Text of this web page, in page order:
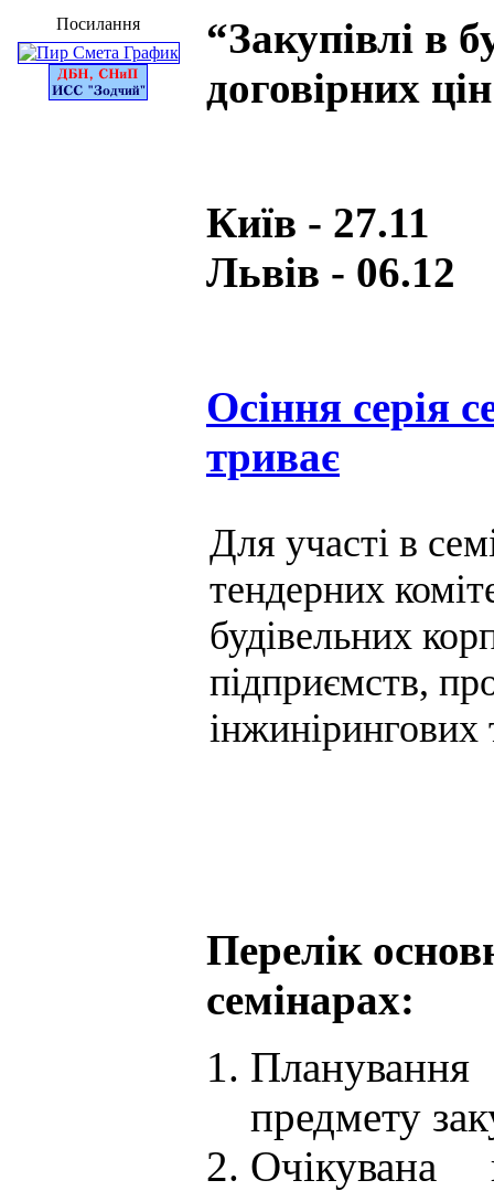
Посилання
“Закупівлі в
договірних
Київ -
Львів - 06.12
Осіння cерія
триває
Для участі в
тендерних
будівельних
підприємств,
інжинірингових
Перелік
семінарах:
Планування
предмету
Очікувана